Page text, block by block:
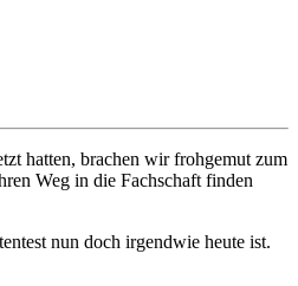
hatten, brachen wir frohgemut zum
Weg in die Fachschaft finden
nun doch irgendwie heute ist.